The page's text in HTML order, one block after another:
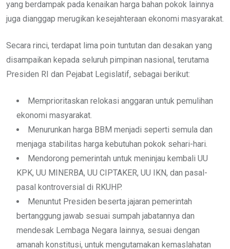
yang berdampak pada kenaikan harga bahan pokok lainnya
juga dianggap merugikan kesejahteraan ekonomi masyarakat.
Secara rinci, terdapat lima poin tuntutan dan desakan yang
disampaikan kepada seluruh pimpinan nasional, terutama
Presiden RI dan Pejabat Legislatif, sebagai berikut:
Memprioritaskan relokasi anggaran untuk pemulihan
ekonomi masyarakat.
Menurunkan harga BBM menjadi seperti semula dan
menjaga stabilitas harga kebutuhan pokok sehari-hari.
Mendorong pemerintah untuk meninjau kembali UU
KPK, UU MINERBA, UU CIPTAKER, UU IKN, dan pasal-
pasal kontroversial di RKUHP.
Menuntut Presiden beserta jajaran pemerintah
bertanggung jawab sesuai sumpah jabatannya dan
mendesak Lembaga Negara lainnya, sesuai dengan
amanah konstitusi, untuk mengutamakan kemaslahatan